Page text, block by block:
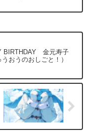
BIRTHDAY 金元寿子
うおうのおしごと！）